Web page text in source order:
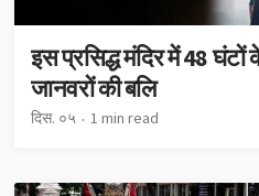
इस प्रसिद्ध मंदिर में 48
जानवरों की बलि
दिस. ०५ 1 min read